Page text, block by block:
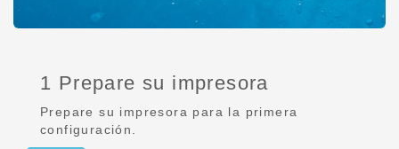
1 Prepare su impresora
Prepare su impresora para la primera
configuración.